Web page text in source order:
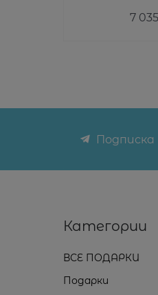
7 035
Категории
ВСЕ ПОДАРКИ
Подарки